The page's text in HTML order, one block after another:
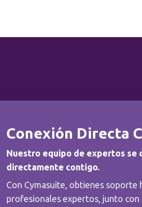
Conexión Directa
Nuestro equipo de expertos se
directamente contigo.
Con Cymasuite, obtienes soporte
profesionales expertos, junto